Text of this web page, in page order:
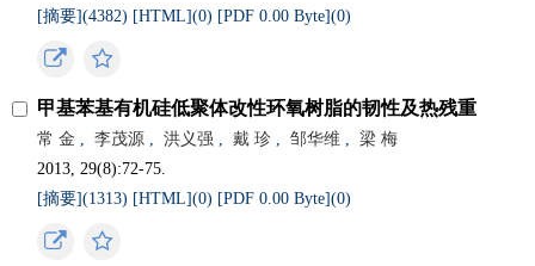
[摘要](4382) [HTML](0) [PDF 0.00 Byte](0)
甲基苯基有机硅低聚体改性环氧树脂的韧性及热残重
常 金 , 李茂源 , 洪义强 , 戴 珍 , 邹华维 ,
梁 梅
2013, 29(8):72-75.
[摘要](1313) [HTML](0) [PDF 0.00 Byte](0)